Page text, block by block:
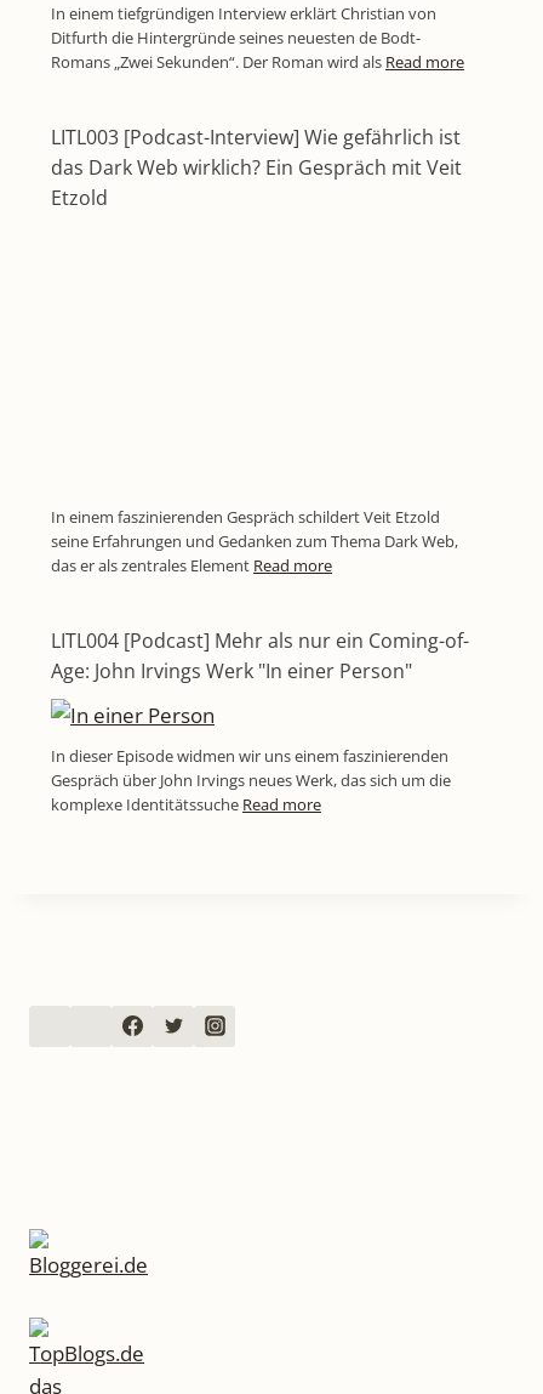
In einem tiefgründigen Interview erklärt Christian von
Ditfurth die Hintergründe seines neuesten de Bodt-
Romans „Zwei Sekunden“. Der Roman wird als Read more
LITL003 [Podcast-Interview] Wie gefährlich ist
das Dark Web wirklich? Ein Gespräch mit Veit
Etzold
In einem faszinierenden Gespräch schildert Veit Etzold
seine Erfahrungen und Gedanken zum Thema Dark Web,
das er als zentrales Element Read more
LITL004 [Podcast] Mehr als nur ein Coming-of-
Age: John Irvings Werk "In einer Person"
In dieser Episode widmen wir uns einem faszinierenden
Gespräch über John Irvings neues Werk, das sich um die
komplexe Identitätssuche Read more